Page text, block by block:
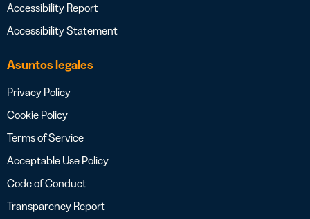
Accessibility Report
Accessibility Statement
Asuntos legales
Privacy Policy
Cookie Policy
Terms of Service
Acceptable Use Policy
Code of Conduct
Transparency Report